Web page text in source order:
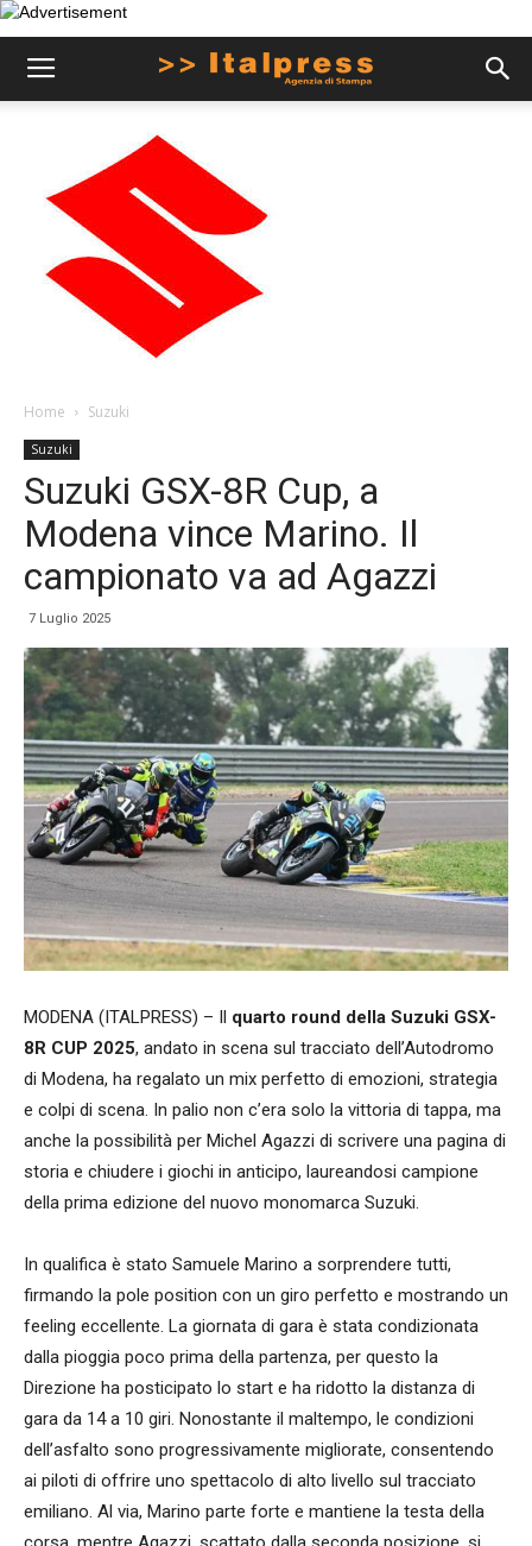
Home Suzuki
Suzuki
Suzuki GSX-8R Cup, a
Modena vince Marino. Il
campionato va ad Agazzi
7 Luglio 2025
MODENA (ITALPRESS) – Il
quarto round della Suzuki GSX-
8R CUP 2025, andato in scena sul tracciato dell’Autodromo
di Modena, ha regalato un mix perfetto di emozioni, strategia
e colpi di scena. In palio non c’era solo la vittoria di tappa, ma
anche la possibilità per Michel Agazzi di scrivere una pagina di
storia e chiudere i giochi in anticipo, laureandosi campione
della prima edizione del nuovo monomarca Suzuki.
In qualifica è stato Samuele Marino a sorprendere tutti,
firmando la pole position con un giro perfetto e mostrando un
feeling eccellente. La giornata di gara è stata condizionata
dalla pioggia poco prima della partenza, per questo la
Direzione ha posticipato lo start e ha ridotto la distanza di
gara da 14 a 10 giri. Nonostante il maltempo, le condizioni
dell’asfalto sono progressivamente migliorate, consentendo
ai piloti di offrire uno spettacolo di alto livello sul tracciato
emiliano. Al via, Marino parte forte e mantiene la testa della